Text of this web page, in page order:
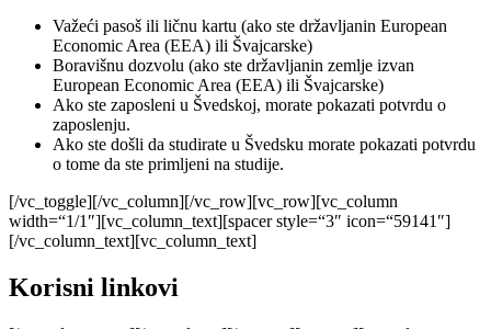
Važeći pasoš ili ličnu kartu (ako ste državljanin European
Economic Area (EEA) ili Švajcarske)
Boravišnu dozvolu (ako ste državljanin zemlje izvan
European Economic Area (EEA) ili Švajcarske)
Ako ste zaposleni u Švedskoj, morate pokazati potvrdu o
zaposlenju.
Ako ste došli da studirate u Švedsku morate pokazati potvrdu
o tome da ste primljeni na studije.
[/vc_toggle][/vc_column][/vc_row][vc_row][vc_column
width=“1/1″][vc_column_text][spacer style=“3″ icon=“59141″]
[/vc_column_text][vc_column_text]
Korisni linkovi